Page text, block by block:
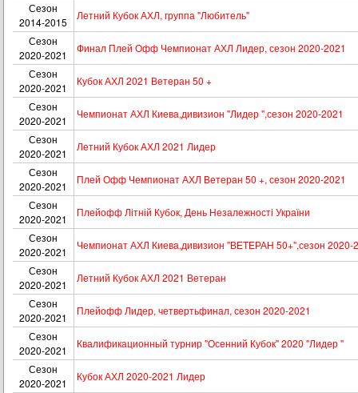
Сезон
2014-2015
Летний Кубок АХЛ, группа "Любитель"
Сезон
2020-2021
Финал Плей Офф Чемпионат АХЛ Лидер, сезон 2020-2021
Сезон
2020-2021
Кубок АХЛ 2021 Ветеран 50 +
Сезон
2020-2021
Чемпионат АХЛ Киева,дивизион "Лидер ",сезон 2020-2021
Сезон
2020-2021
Летний Кубок АХЛ 2021 Лидер
Сезон
2020-2021
Плей Офф Чемпионат АХЛ Ветеран 50 +, сезон 2020-2021
Сезон
2020-2021
Плейофф Літній Кубок, День Незалежності України
Сезон
2020-2021
Чемпионат АХЛ Киева,дивизион "ВЕТЕРАН 50+",сезон 2020-
Сезон
2020-2021
Летний Кубок АХЛ 2021 Ветеран
Сезон
2020-2021
Плейофф Лидер, четвертьфинал, сезон 2020-2021
Сезон
2020-2021
Квалификационный турнир "Осенний Кубок" 2020 "Лидер "
Сезон
2020-2021
Кубок АХЛ 2020-2021 Лидер